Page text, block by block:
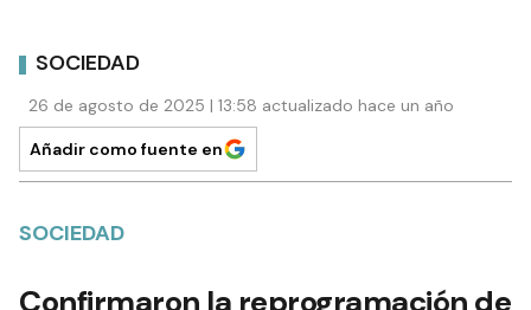
SOCIEDAD
26 de agosto de 2025 | 13:58 actualizado hace un año
Añadir como fuente en
SOCIEDAD
Confirmaron la reprogramación de